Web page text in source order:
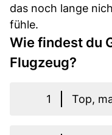
das noch lange
fühle.
Wie findest du
Flugzeug?
1 Top,